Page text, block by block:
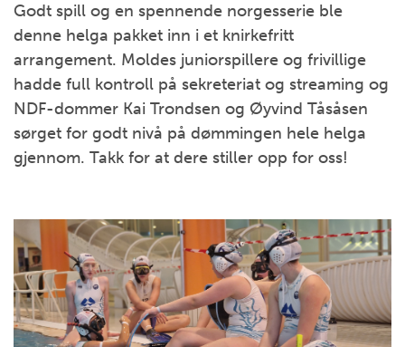
Godt spill og en spennende norgesserie ble
denne helga pakket inn i et knirkefritt
arrangement. Moldes juniorspillere og frivillige
hadde full kontroll på sekreteriat og streaming og
NDF-dommer Kai Trondsen og Øyvind Tåsåsen
sørget for godt nivå på dømmingen hele helga
gjennom. Takk for at dere stiller opp for oss!